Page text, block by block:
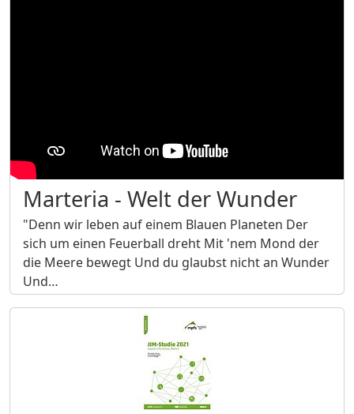
Marteria - Welt der Wunder
"Denn wir leben auf einem Blauen Planeten Der
sich um einen Feuerball dreht Mit 'nem Mond der
die Meere bewegt Und du glaubst nicht an Wunder
Und…